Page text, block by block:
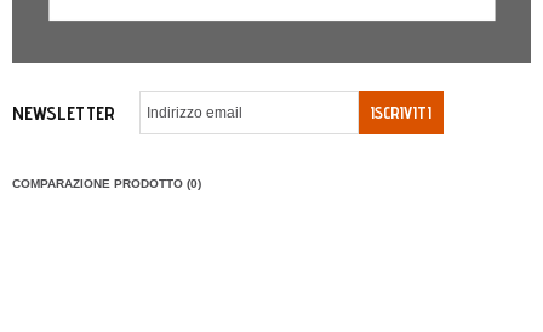
NEWSLETTER ISCRIVITI
COMPARAZIONE PRODOTTO (0)